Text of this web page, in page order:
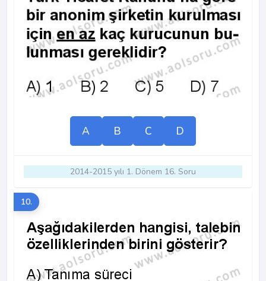
A B C D
2014-2015 yılı 1. Dönem 16. Soru
10.